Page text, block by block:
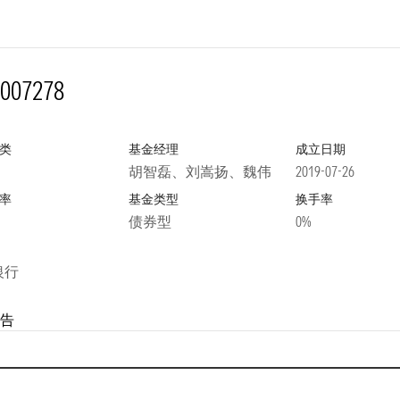
007278
基金经理
胡智磊、刘嵩扬、魏伟
成立日期
2019-07-26
基金类型
债券型
换手率
0%
行